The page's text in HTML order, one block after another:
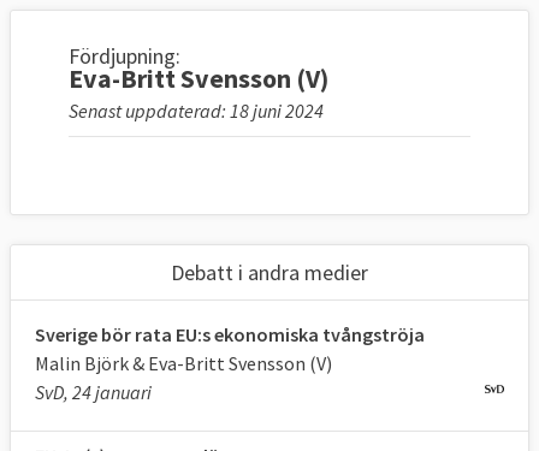
Fördjupning:
Eva-Britt Svensson (V)
Senast uppdaterad: 18 juni 2024
Debatt i andra medier
Sverige bör rata EU:s ekonomiska tvångströja
Malin Björk & Eva-Britt Svensson (V)
SvD, 24 januari